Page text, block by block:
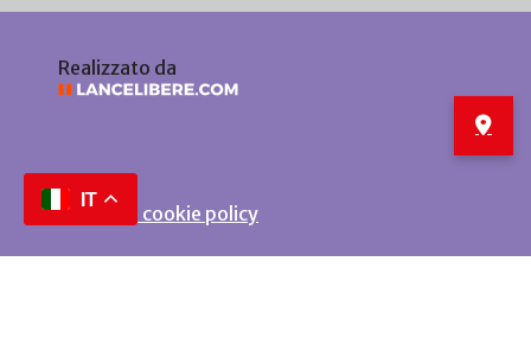
Realizzato da
Privacy e cookie policy
IT